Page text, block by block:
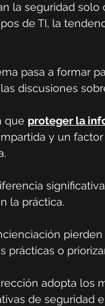
la seguridad
de TI, la
pasa a formar
discusiones
que proteger la
y un
la práctica.
prácticas o
adopta los
de seguridad